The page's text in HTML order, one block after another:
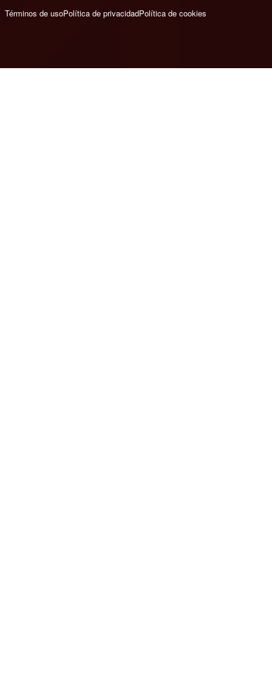
Términos de usoPolítica de privacidadPolítica de cookies